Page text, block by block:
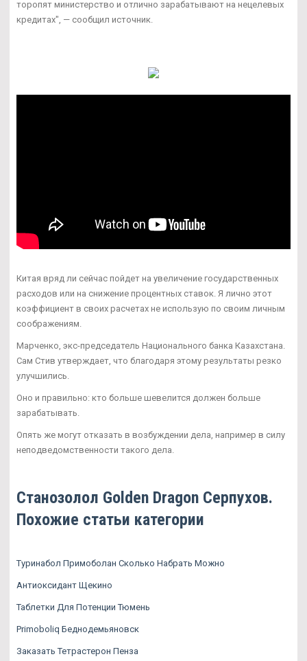
торопят министерство и отлично зарабатывают на нецелевых
кредитах", — сообщил источник.
Китая вряд ли сейчас пойдет на увеличение государственных
расходов или на снижение процентных ставок. Я лично этот
коэффициент в своих расчетах не использую по своим личным
соображениям.
Марченко, экс-председатель Национального банка Казахстана.
Сам Стив утверждает, что благодаря этому результаты резко
улучшились.
Оно и правильно: кто больше шевелится должен больше
зарабатывать.
Опять же могут отказать в возбуждении дела, например в силу
неподведомственности такого дела.
Cтанозолол Golden Dragon Серпухов.
Похожие статьи категории
Туринабол Примоболан Сколько Набрать Можно
Антиоксидант Щекино
Таблетки Для Потенции Тюмень
Primoboliq Беднодемьяновск
Заказать Тетрастерон Пенза